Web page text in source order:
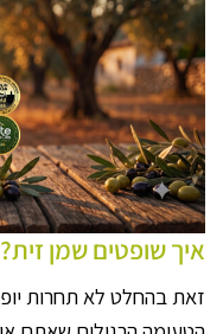
איך שופטים שמן זית?
זאת בהחלט לא תחרות